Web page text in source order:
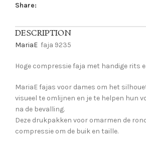
Share:
DESCRIPTION
MariaE faja 9235
Hoge compressie faja met handige rits
MariaE fajas voor dames om het
visueel te omlijnen en je te helpen hun
na de bevalling.
Deze drukpakken voor omarmen de
compressie om de buik en taille.